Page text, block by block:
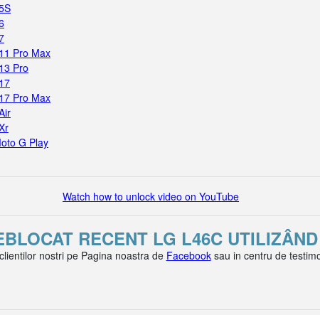
Pro Max
Pro
Pro Max
G Play
Watch how to unlock video on YouTube
RECENT LG L46C
nostri pe Pagina noastra de Facebooksau in centru de